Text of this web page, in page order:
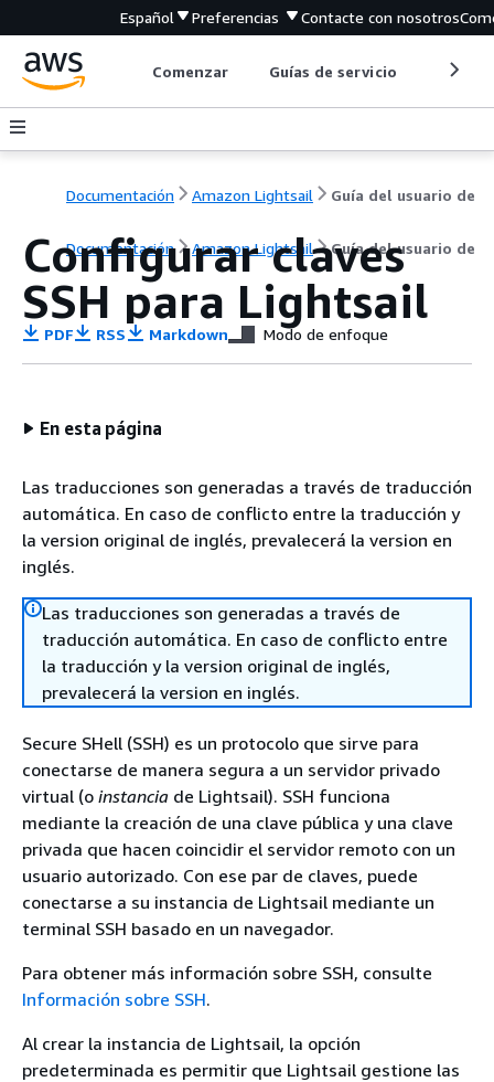
Español Preferencias Contacte con nosotros
Comenzar Guías de servicio
Documentación Amazon Lightsail Guía del usuario de
Documentación Amazon Lightsail Guía del usuario de
Configurar claves
SSH para Lightsail
PDF RSS Markdown Modo de enfoque
En esta página
Las traducciones son generadas a través de traducción
automática. En caso de conflicto entre la traducción y
la version original de inglés, prevalecerá la version en
inglés.
Las traducciones son generadas a través de
traducción automática. En caso de conflicto entre
la traducción y la version original de inglés,
prevalecerá la version en inglés.
Secure SHell (SSH) es un protocolo que sirve para
conectarse de manera segura a un servidor privado
virtual (o instancia de Lightsail). SSH funciona
mediante la creación de una clave pública y una clave
privada que hacen coincidir el servidor remoto con un
usuario autorizado. Con ese par de claves, puede
conectarse a su instancia de Lightsail mediante un
terminal SSH basado en un navegador.
Para obtener más información sobre SSH, consulte
Información sobre SSH.
Al crear la instancia de Lightsail, la opción
predeterminada es permitir que Lightsail gestione las